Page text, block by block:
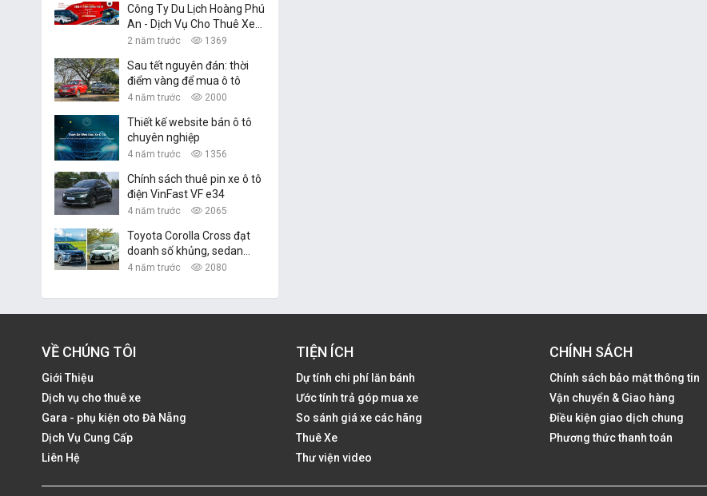
Công Ty Du Lịch Hoàng Phú
An - Dịch Vụ Cho Thuê Xe
Ô Tô Tự Lái, Xe Du Lịch Đà
2 năm trước 1369
Sau tết nguyên đán: thời
điểm vàng để mua ô tô
4 năm trước 2000
Thiết kế website bán ô tô
chuyên nghiệp
4 năm trước 1356
Chính sách thuê pin xe ô tô
điện VinFast VF e34
4 năm trước 2065
Toyota Corolla Cross đạt
doanh số khủng, sedan
hạng B Toyota Vios vững
4 năm trước 2080
VỀ CHÚNG TÔI
Giới Thiệu
Dịch vụ cho thuê xe
Gara - phụ kiện oto Đà Nẵng
Dịch Vụ Cung Cấp
Liên Hệ
TIỆN ÍCH
Dự tính chi phí lăn bánh
Ước tính trả góp mua xe
So sánh giá xe các hãng
Thuê Xe
Thư viện video
CHÍNH SÁCH
Chính sách bảo mật thông tin
Vận chuyển & Giao hàng
Điều kiện giao dịch chung
Phương thức thanh toán